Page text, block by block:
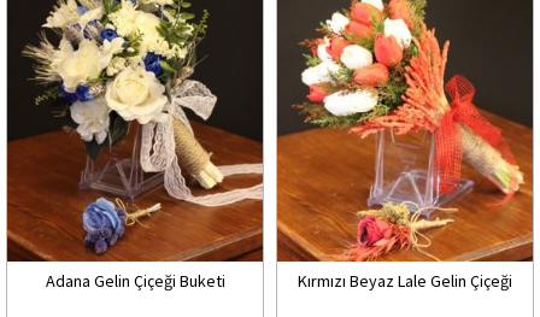
Adana Gelin Çiçeği Buketi Kırmızı Beyaz Lale Gelin Çiçeği